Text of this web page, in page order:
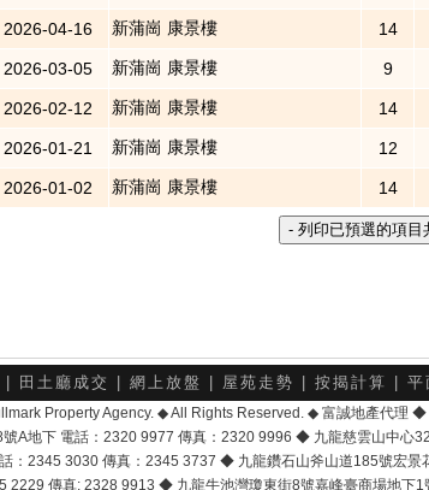
2026-04-16 新蒲崗 康景樓 14
2026-03-05 新蒲崗 康景樓 9
2026-02-12 新蒲崗 康景樓 14
2026-01-21 新蒲崗 康景樓 12
2026-01-02 新蒲崗 康景樓 14
田土廳成交 網上放盤 屋苑走勢 按揭計算 平
Property Agency. ◆ All Rights Reserved. ◆ 富誠地產代理
號A地下 電話：2320 9977 傳真：2320 9996 ◆ 九龍慈雲山中心
：2345 3030 傳真：2345 3737 ◆ 九龍鑽石山斧山道185號宏
2229 傳真: 2328 9913 ◆ 九龍牛池灣瓊東街8號嘉峰臺商場地下